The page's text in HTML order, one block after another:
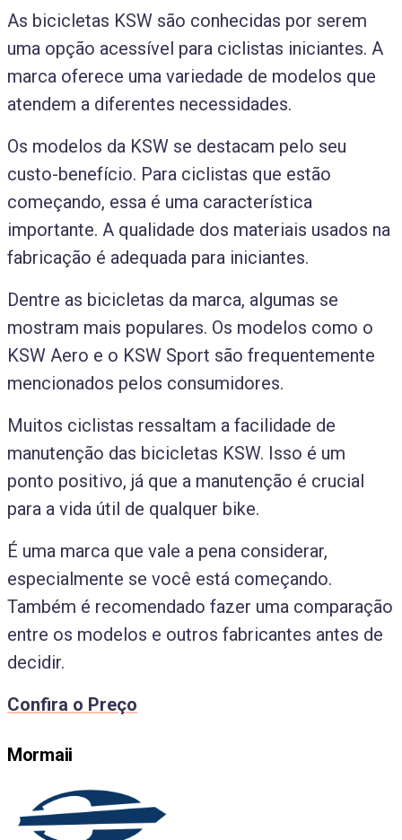
As bicicletas KSW são conhecidas por serem
uma opção acessível para ciclistas iniciantes. A
marca oferece uma variedade de modelos que
atendem a diferentes necessidades.
Os modelos da KSW se destacam pelo seu
custo-benefício. Para ciclistas que estão
começando, essa é uma característica
importante. A qualidade dos materiais usados na
fabricação é adequada para iniciantes.
Dentre as bicicletas da marca, algumas se
mostram mais populares. Os modelos como o
KSW Aero e o KSW Sport são frequentemente
mencionados pelos consumidores.
Muitos ciclistas ressaltam a facilidade de
manutenção das bicicletas KSW. Isso é um
ponto positivo, já que a manutenção é crucial
para a vida útil de qualquer bike.
É uma marca que vale a pena considerar,
especialmente se você está começando.
Também é recomendado fazer uma comparação
entre os modelos e outros fabricantes antes de
decidir.
Confira o Preço
Mormaii